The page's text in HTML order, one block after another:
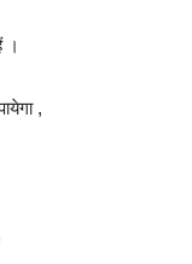
।
,